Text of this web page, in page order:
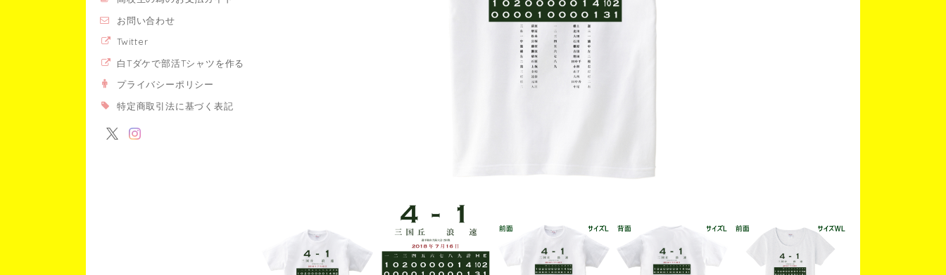
お問い合わせ
Twitter
白Tダケで部活Tシャツを作る
プライバシーポリシー
特定商取引法に基づく表記